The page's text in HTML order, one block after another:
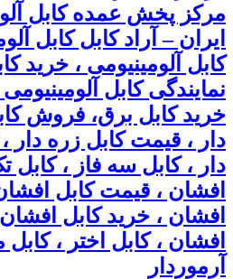
مرکز پخش عمده کابل
ایران – آراد کابل کابل
کابل آلومینیومی ، خرید
نمایندگی کابل
خرید کابل برق، فروش
دار ، قیمت کابل زره
دار ، کابل سه فاز ، کابل
افشان ، قیمت کابل
افشان ، خرید کابل
افشان ، کابل اختر ،
آرموردار